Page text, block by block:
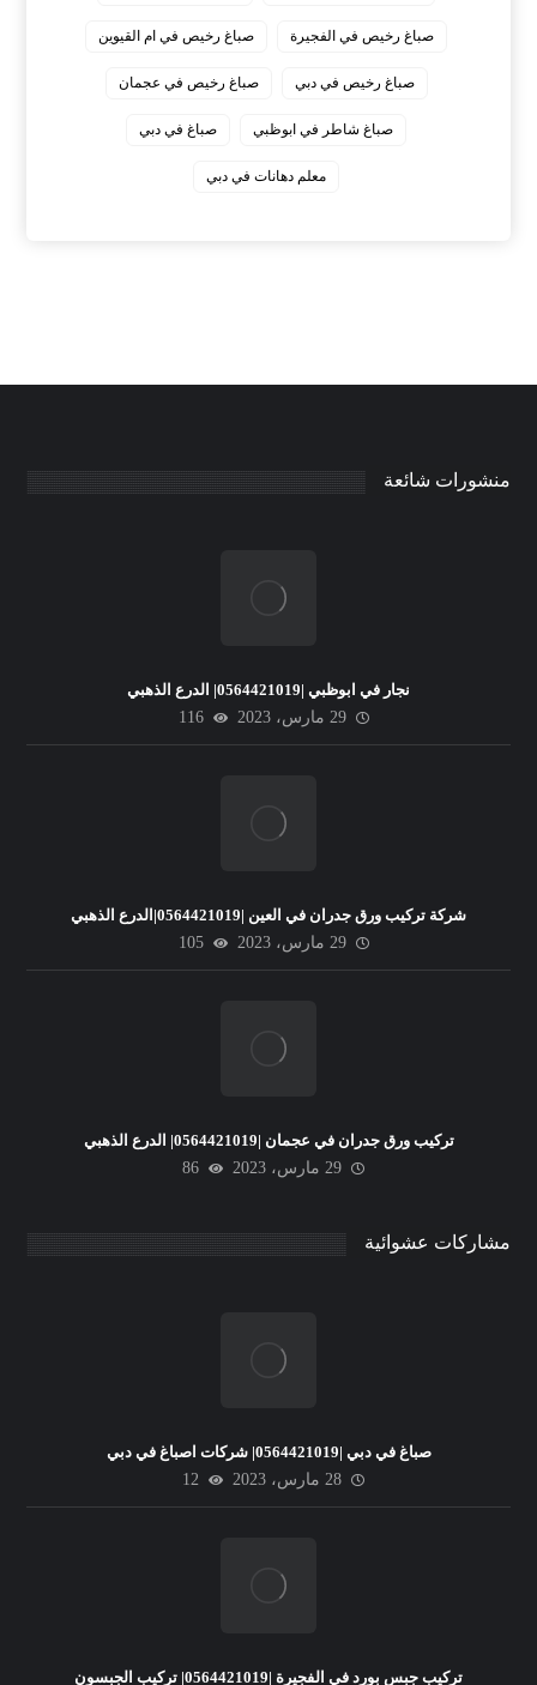
صباغ رخيص في الفجيرة صباغ رخيص في ام القيوين
صباغ رخيص في دبي صباغ رخيص في عجمان
صباغ شاطر في ابوظبي صباغ في دبي
معلم دهانات في دبي
منشورات شائعة
نجار في ابوظبي |0564421019| الدرع الذهبي
29 مارس، 2023
116
شركة تركيب ورق جدران في العين |0564421019|الدرع الذهبي
29 مارس، 2023
105
تركيب ورق جدران في عجمان |0564421019| الدرع الذهبي
29 مارس، 2023
86
مشاركات عشوائية
صباغ في دبي |0564421019| شركات اصباغ في دبي
28 مارس، 2023
12
تركيب جبس بورد في الفجيرة |0564421019| تركيب الجبسون